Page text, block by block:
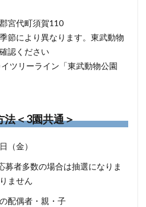
宮代町須賀110
節により異なります。東武動物
認ください
ツリーライン「東武動物公園
法＜3園共通＞
（金）
者多数の場合は抽選になりま
ません
配偶者・親・子